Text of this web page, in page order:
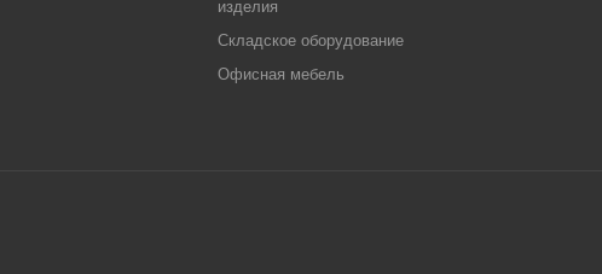
изделия
Складское оборудование
Офисная мебель